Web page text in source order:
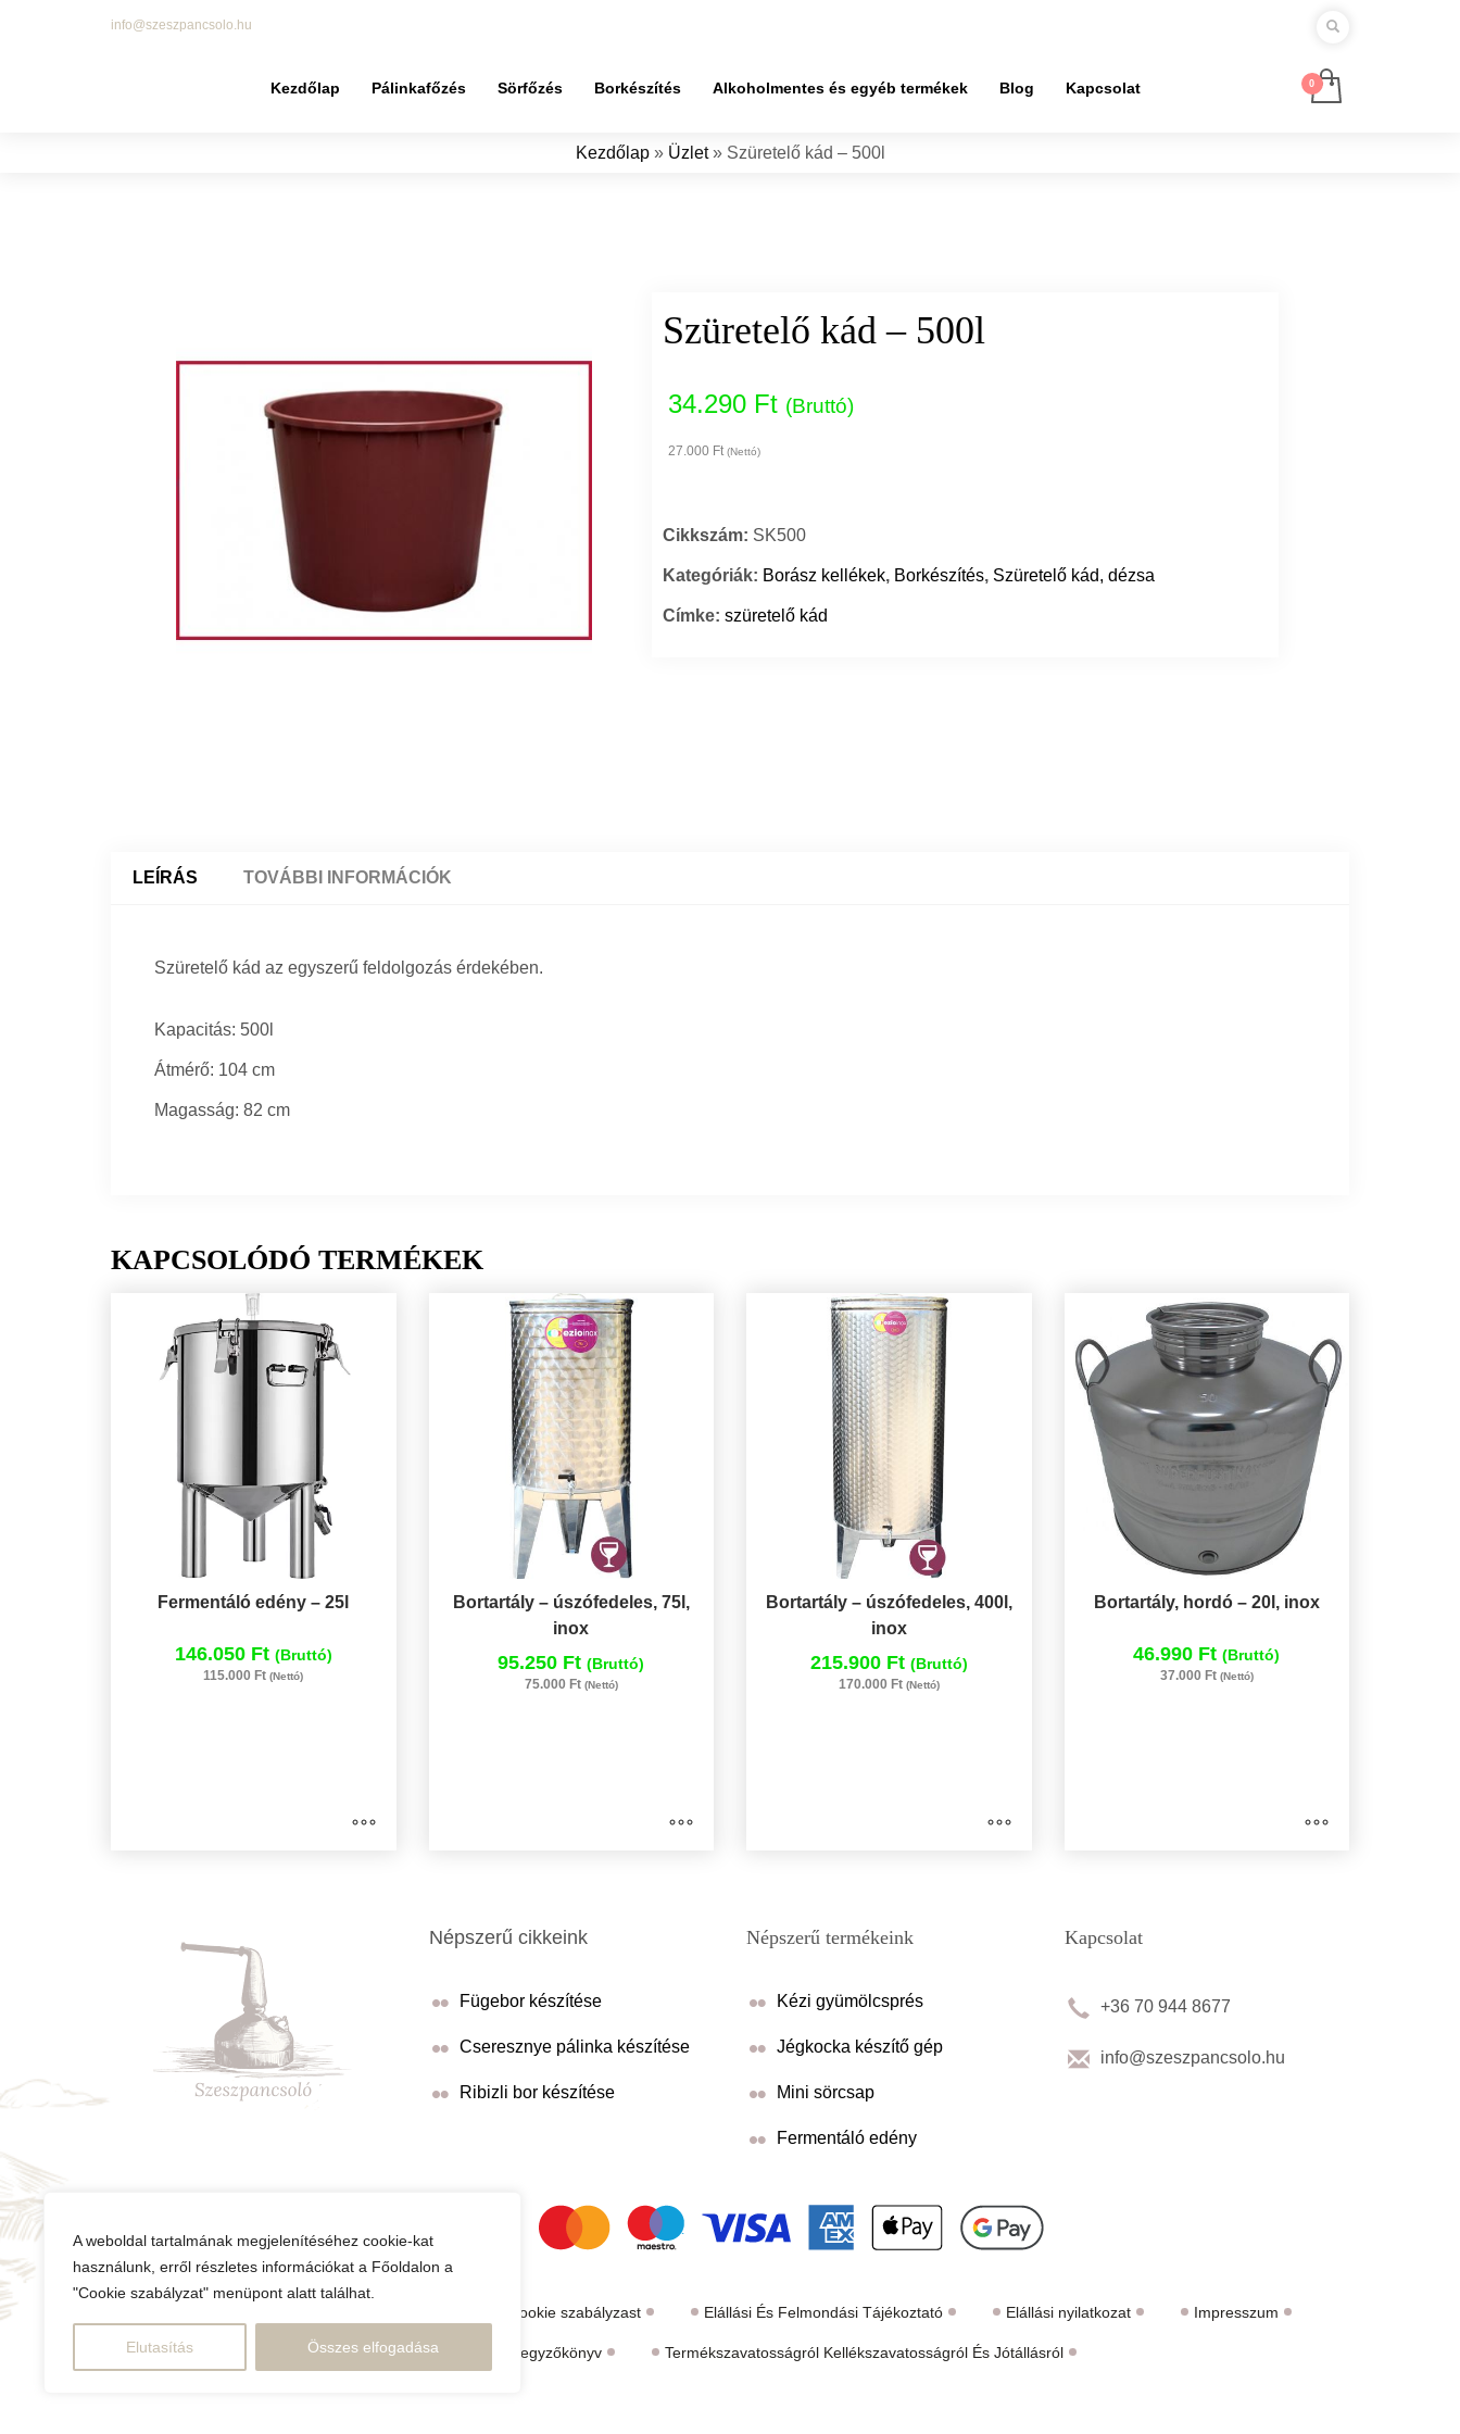
A weboldal tartalmának megjelenítéséhez cookie-kat
használunk, erről részletes információkat a Főoldalon a
"Cookie szabályzat" menüpont alatt találhat.
Elutasítás Összes elfogadása
info@szeszpancsolo.hu
Kezdőlap Pálinkafőzés Sörfőzés Borkészítés Alkoholmentes és egyéb termékek Blog Kapcsolat
Kezdőlap» Üzlet» Szüretelő kád – 500l
Szüretelő kád – 500l
34.290 Ft (Bruttó)
27.000 Ft(Nettó)
Cikkszám: SK500
Kategóriák: Borász kellékek, Borkészítés, Szüretelő kád, dézsa
Címke:szüretelő kád
LEÍRÁS TOVÁBBI INFORMÁCIÓK
Szüretelő kád az egyszerű feldolgozás érdekében.
Kapacitás: 500l
Átmérő: 104 cm
Magasság: 82 cm
KAPCSOLÓDÓ TERMÉKEK
Fermentáló edény – 25l
146.050 Ft (Bruttó)
115.000 Ft(Nettó)
Bortartály – úszófedeles, 75l,
inox
95.250 Ft(Bruttó)
75.000 Ft (Nettó)
Bortartály – úszófedeles, 400l,
inox
215.900 Ft (Bruttó)
170.000 Ft (Nettó)
Bortartály, hordó – 20l, inox
46.990 Ft(Bruttó)
37.000 Ft (Nettó)
Népszerű cikkeink
Fügebor készítése
Cseresznye pálinka készítése
Ribizli bor készítése
Népszerű termékeink
Kézi gyümölcsprés
Jégkocka készítő gép
Mini sörcsap
Fermentáló edény
Kapcsolat
+36 70 944 8677
info@szeszpancsolo.hu
Cookie szabályzast Elállási És Felmondási Tájékoztató Elállási nyilatkozat Impresszum
Kármegállapítási jegyzőkönyv Termékszavatosságról Kellékszavatosságról És Jótállásról